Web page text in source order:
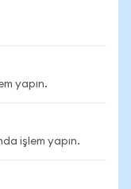
yapın.
işlem yapın.